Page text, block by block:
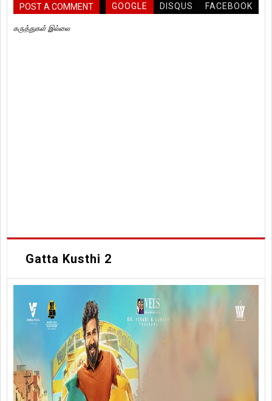
POST A COMMENT GOOGLE DISQUS FACEBOOK
கருத்துகள் இல்லை
Gatta Kusthi 2